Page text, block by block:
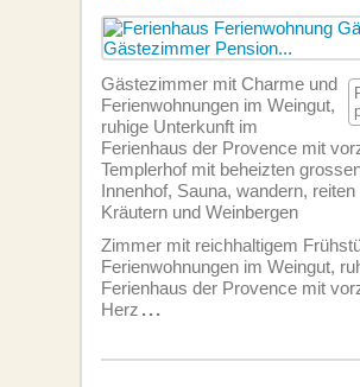
Gästezimmer mit Charme und
Ferien­wohnungen im Weingut,
ruhige Unterkunft im
Ferienhaus der Provence mit
Templerhof mit beheizten
Innenhof, Sauna, wandern,
Kräutern und Weinbergen
Zimmer mit reichhaltigem
Ferien­wohnungen im Weingut,
Ferienhaus der Provence mit
Herz ...